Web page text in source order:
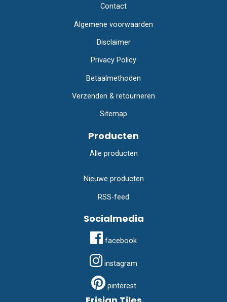
Contact
Algemene voorwaarden
Disclaimer
Privacy Policy
Betaalmethoden
Verzenden & retourneren
Sitemap
Producten
Alle producten
Nieuwe producten
RSS-feed
Socialmedia
facebook
instagram
pinterest